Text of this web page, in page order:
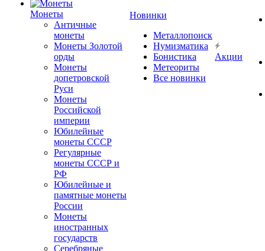
Монеты
Античные
монеты
Монеты Золотой
орды
Монеты
допетровской
Руси
Монеты
Российской
империи
Юбилейные
монеты СССР
Регулярные
монеты СССР и
РФ
Юбилейные и
памятные монеты
России
Монеты
иностранных
государств
Серебряные
Новинки
Металлопоиск
Нумизматика
Бонистика
Метеориты
Все новинки
Акции